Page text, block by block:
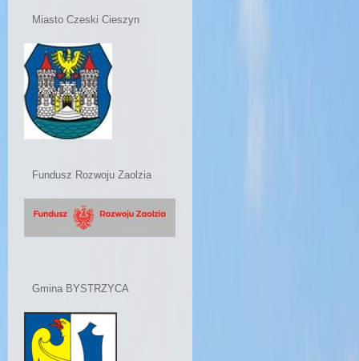
Miasto Czeski Cieszyn
Fundusz Rozwoju Zaolzia
Gmina BYSTRZYCA